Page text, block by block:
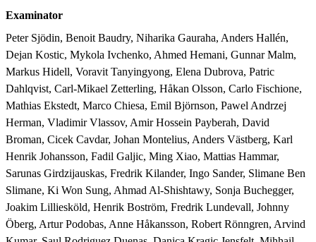
Examinator
Peter Sjödin, Benoit Baudry, Niharika Gauraha, Anders Hallén,
Dejan Kostic, Mykola Ivchenko, Ahmed Hemani, Gunnar Malm,
Markus Hidell, Voravit Tanyingyong, Elena Dubrova, Patric
Dahlqvist, Carl-Mikael Zetterling, Håkan Olsson, Carlo Fischione,
Mathias Ekstedt, Marco Chiesa, Emil Björnson, Pawel Andrzej
Herman, Vladimir Vlassov, Amir Hossein Payberah, David
Broman, Cicek Cavdar, Johan Montelius, Anders Västberg, Karl
Henrik Johansson, Fadil Galjic, Ming Xiao, Mattias Hammar,
Sarunas Girdzijauskas, Fredrik Kilander, Ingo Sander, Slimane Ben
Slimane, Ki Won Sung, Ahmad Al-Shishtawy, Sonja Buchegger,
Joakim Lilliesköld, Henrik Boström, Fredrik Lundevall, Johnny
Öberg, Artur Podobas, Anne Håkansson, Robert Rönngren, Arvind